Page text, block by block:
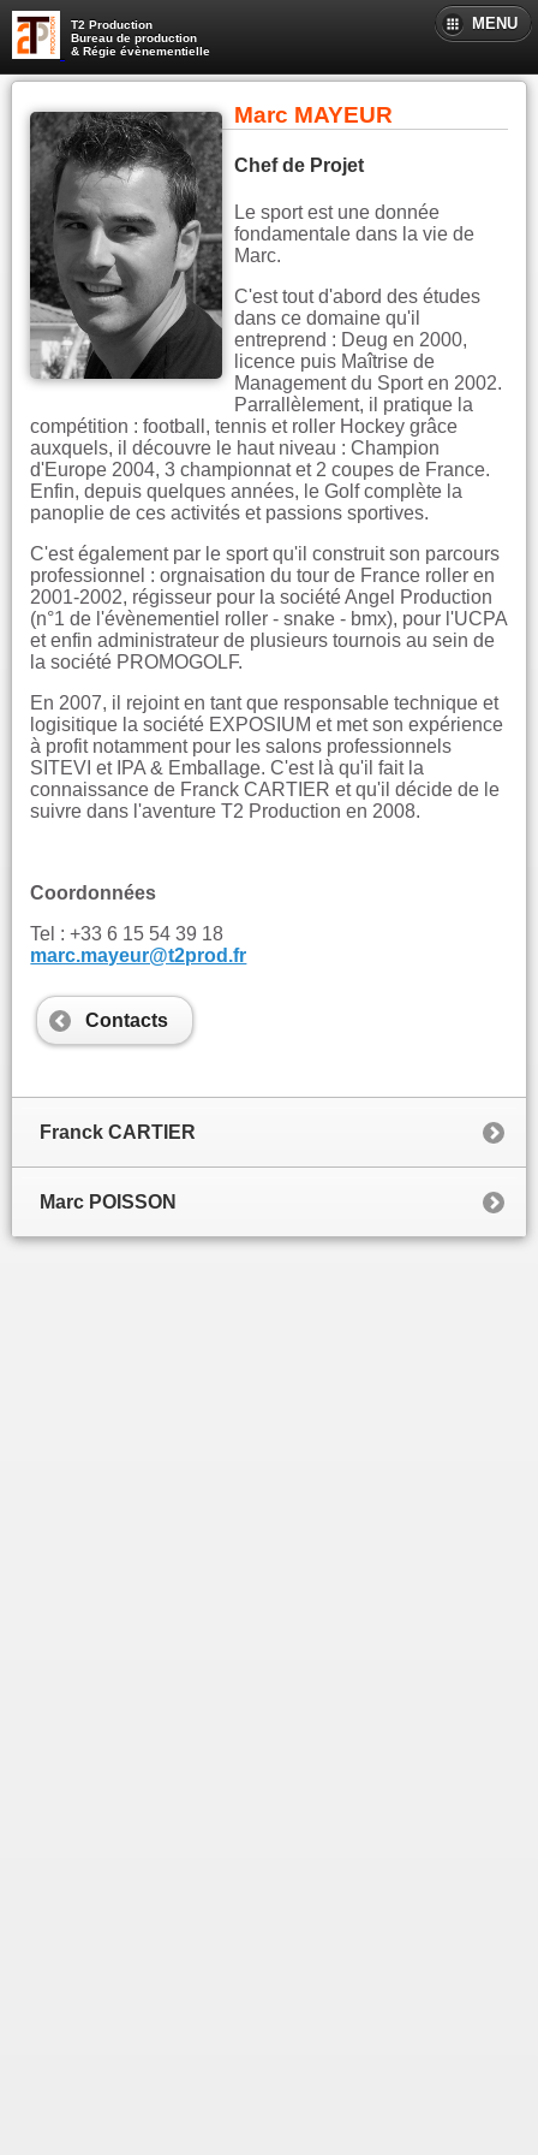
T2 Production
Bureau de production
& Régie évènementielle
MENU
Marc MAYEUR
Chef de Projet
Le sport est une donnée
fondamentale dans la vie de
Marc.
C'est tout d'abord des études
dans ce domaine qu'il
entreprend : Deug en 2000,
licence puis Maîtrise de
Management du Sport en 2002.
Parrallèlement, il pratique la
compétition : football, tennis et roller Hockey grâce
auxquels, il découvre le haut niveau : Champion
d'Europe 2004, 3 championnat et 2 coupes de France.
Enfin, depuis quelques années, le Golf complète la
panoplie de ces activités et passions sportives.
C'est également par le sport qu'il construit son parcours
professionnel : orgnaisation du tour de France roller en
2001-2002, régisseur pour la société Angel Production
(n°1 de l'évènementiel roller - snake - bmx), pour l'UCPA
et enfin administrateur de plusieurs tournois au sein de
la société PROMOGOLF.
En 2007, il rejoint en tant que responsable technique et
logisitique la société EXPOSIUM et met son expérience
à profit notamment pour les salons professionnels
SITEVI et IPA & Emballage. C'est là qu'il fait la
connaissance de Franck CARTIER et qu'il décide de le
suivre dans l'aventure T2 Production en 2008.
Coordonnées
Tel : +33 6 15 54 39 18
marc.mayeur@t2prod.fr
Contacts
Franck CARTIER
Marc POISSON